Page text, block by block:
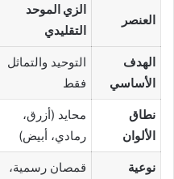
العنصر
الزي الموحد
التقليدي
الهدف
الأساسي
التوحيد والتماثل
فقط
نطاق
الألوان
محايد (أزرق،
رمادي، أبيض)
نوعية
قمصان رسمية،